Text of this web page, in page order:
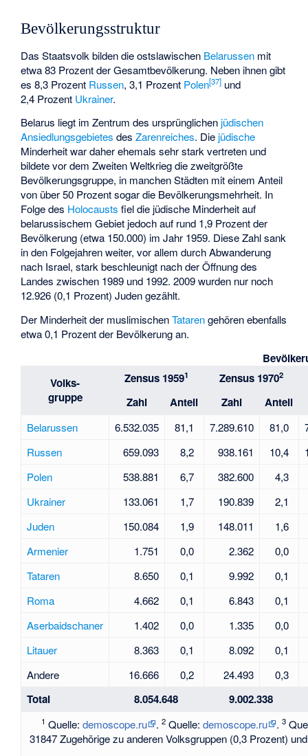
Bevölkerungsstruktur
Das Staatsvolk bilden die ostslawischen Belarussen mit
etwa 83 Prozent der Gesamtbevölkerung. Neben ihnen gibt
es 8,3 Prozent Russen, 3,1 Prozent Polen[37] und
2,4 Prozent Ukrainer.
Belarus liegt im Zentrum des ursprünglichen jüdischen
Ansiedlungsgebietes desZarenreiches. Die jüdische
Minderheit war daher ehemals sehr stark vertreten und
bildete vor dem Zweiten Weltkrieg die zweitgrößte
Bevölkerungsgruppe, in manchen Städten mit einem Anteil
von über 50 Prozent sogar die Bevölkerungsmehrheit. In
Folge des Holocausts fiel die jüdische Minderheit auf
belarussischem Gebiet jedoch auf rund 1,9 Prozent der
Bevölkerung (etwa 150.000) im Jahr 1959. Diese Zahl sank
in den Folgejahren weiter, vor allem durch Abwanderung
nach Israel, stark beschleunigt nach der Öffnung des
Landes zwischen 1989 und 1992. 2009 wurden nur noch
12.926 (0,1 Prozent) Juden gezählt.
Der Minderheit der muslimischenTatarengehören ebenfalls
etwa 0,1 Prozent der Bevölkerung an.
Volks-
gruppe
Zensus 19591 Zensus 19702
Zahl Anteil Zahl Anteil
Belarussen 6.532.035 81,1 7.289.610 81,0
Russen
659.093 8,2 938.161 10,4
Polen
538.881 6,7 382.600
4,3
Ukrainer
133.061 1,7 190.839
2,1
Juden
150.084 1,9 148.011
1,6
Armenier
1.751 0,0 2.362
0,0
Tataren
8.650 0,1 9.992
0,1
Roma
4.662 0,1 6.843
0,1
Aserbaidschaner
1.402 0,0 1.335
0,0
Litauer
8.363 0,1 8.092
0,1
Andere
16.666 0,2 24.493 0,3
Total 8.054.648 9.002.338
1 Quelle:demoscope.ru .2 Quelle:demoscope.ru .3
31847 Zugehörige zu anderen Volksgruppen (0,3 Prozent)